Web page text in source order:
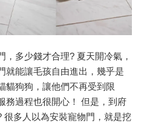
多少錢才合理? 夏天開冷氣，
就能讓毛孩自由進出，幾乎是
貓狗狗，讓他們不再受到限
務過程也很開心！ 但是，到府
多人以為安裝寵物門，就是挖